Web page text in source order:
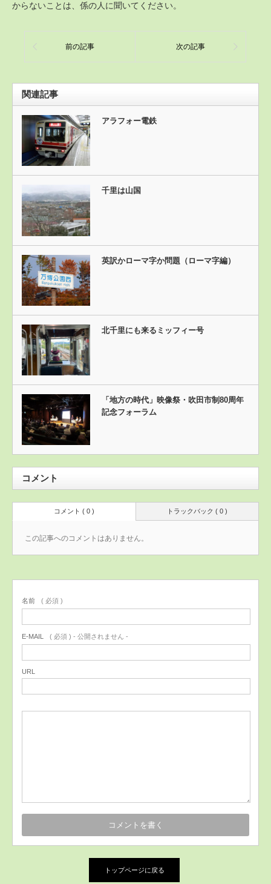
からないことは、係の人に聞いてください。
前の記事 次の記事
関連記事
アラフォー電鉄
千里は山国
英訳かローマ字か問題（ローマ字編）
北千里にも来るミッフィー号
「地方の時代」映像祭・吹田市制80周年
記念フォーラム
コメント
トラックバック ( 0 )
コメント ( 0 )
この記事へのコメントはありません。
名前 ( 必須 )
E-MAIL ( 必須 ) - 公開されません -
URL
トップページに戻る